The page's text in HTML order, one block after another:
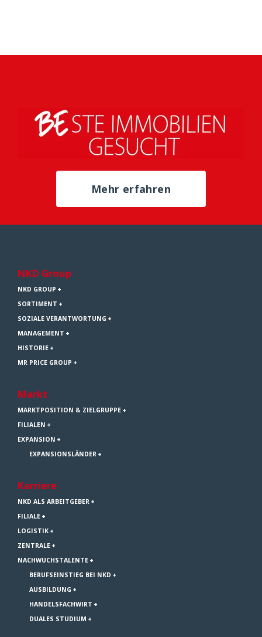
Mehr erfahren
NKD Group
NKD GROUP
SORTIMENT
SOZIALE VERANTWORTUNG
MANAGEMENT
HISTORIE
MR PRICE GROUP
Markt
MARKTPOSITION & ZIELGRUPPE
FILIALEN
EXPANSION
EXPANSIONSLÄNDER
Karriere
NKD ALS ARBEITGEBER
FILIALE
LOGISTIK
ZENTRALE
NACHWUCHSTALENTE
BERUFSEINSTIEG BEI NKD
AUSBILDUNG
HANDELSFACHWIRT
DUALES STUDIUM